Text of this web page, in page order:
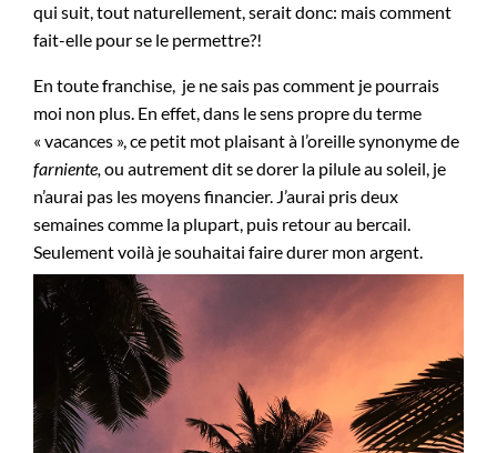
qui suit, tout naturellement, serait donc: mais comment
fait-elle pour se le permettre?!
En toute franchise, je ne sais pas comment je pourrais
moi non plus. En effet, dans le sens propre du terme
« vacances », ce petit mot plaisant à l’oreille synonyme de
farniente,ou autrement dit se dorer la pilule au soleil, je
n’aurai pas les moyens financier. J’aurai pris deux
semaines comme la plupart, puis retour au bercail.
Seulement voilà je souhaitai faire durer mon argent.